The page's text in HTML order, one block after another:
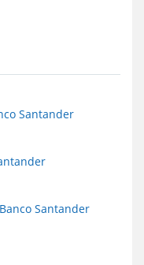
Santander
Santander